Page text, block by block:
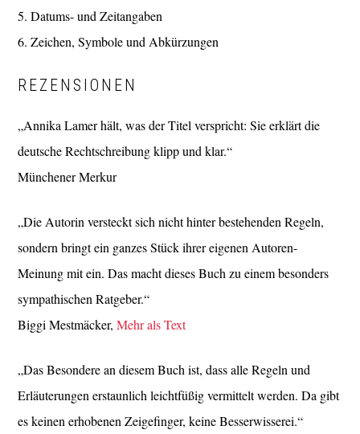
5. Datums- und Zeitangaben
6. Zeichen, Symbole und Abkürzungen
REZENSIONEN
„Annika Lamer hält, was der Titel verspricht: Sie erklärt die
deutsche Rechtschreibung klipp und klar.“
Münchener Merkur
„Die Autorin versteckt sich nicht hinter bestehenden Regeln,
sondern bringt ein ganzes Stück ihrer eigenen Autoren-
Meinung mit ein. Das macht dieses Buch zu einem besonders
sympathischen Ratgeber.“
Biggi Mestmäcker,Mehr als Text
„Das Besondere an diesem Buch ist, dass alle Regeln und
Erläuterungen erstaunlich leichtfüßig vermittelt werden. Da gibt
es keinen erhobenen Zeigefinger, keine Besserwisserei.“